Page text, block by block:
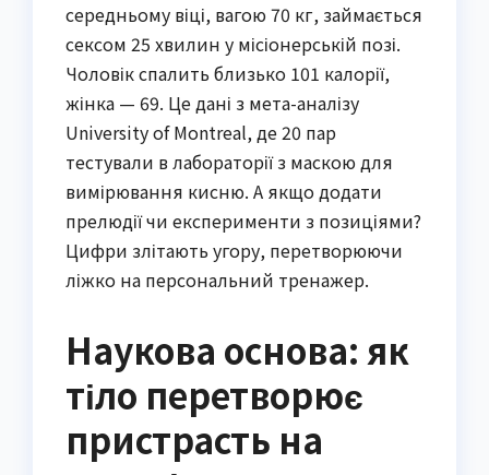
середньому віці, вагою 70 кг, займається
сексом 25 хвилин у місіонерській позі.
Чоловік спалить близько 101 калорії,
жінка — 69. Це дані з мета-аналізу
University of Montreal, де 20 пар
тестували в лабораторії з маскою для
вимірювання кисню. А якщо додати
прелюдії чи експерименти з позиціями?
Цифри злітають угору, перетворюючи
ліжко на персональний тренажер.
Наукова основа: як
тіло перетворює
пристрасть на